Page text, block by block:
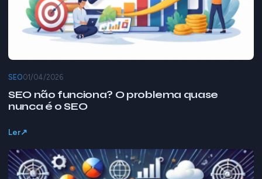
SEO01/04/2026
SEO não funciona? O problema quase
nunca é o SEO
Ler